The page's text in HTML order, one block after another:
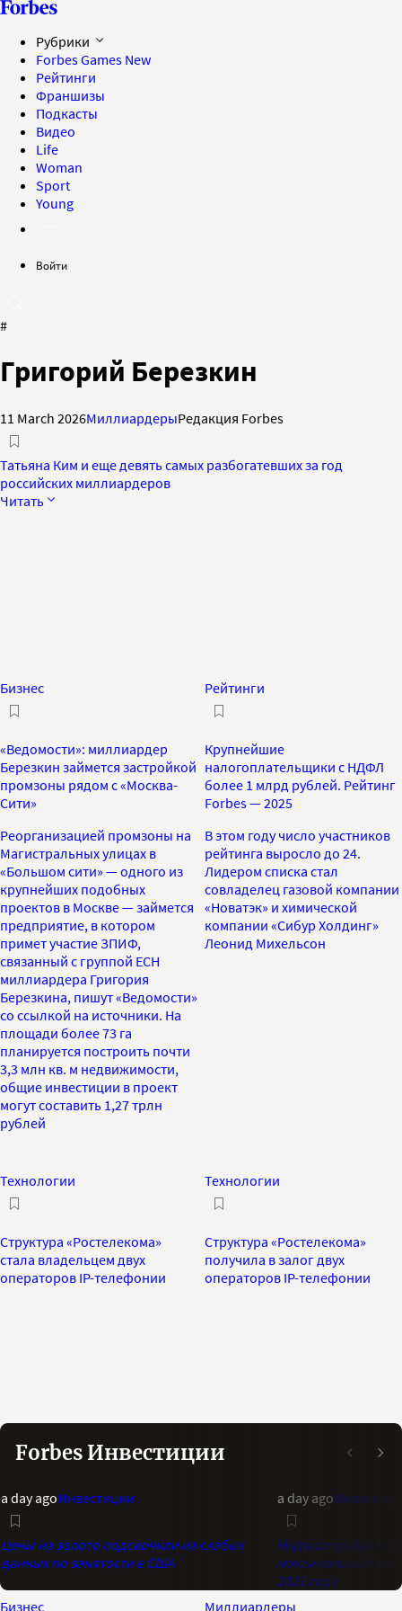
Рубрики
Forbes Games New
Рейтинги
Франшизы
Подкасты
Видео
Life
Woman
Sport
Young
Войти
#
Григорий Березкин
11 March 2026МиллиардерыРедакция Forbes
Татьяна Ким и еще девять самых разбогатевших за год
российских миллиардеров
Читать
Бизнес
«Ведомости»: миллиардер
Березкин займется застройкой
промзоны рядом с «Москва-
Сити»
Реорганизацией промзоны на
Магистральных улицах в
«Большом сити» — одного из
крупнейших подобных
проектов в Москве — займется
предприятие, в котором
примет участие ЗПИФ,
связанный с группой ЕСН
миллиардера Григория
Березкина, пишут «Ведомости»
со ссылкой на источники. На
площади более 73 га
планируется построить почти
3,3 млн кв. м недвижимости,
общие инвестиции в проект
могут составить 1,27 трлн
рублей
Рейтинги
Крупнейшие
налогоплательщики с НДФЛ
более 1 млрд рублей. Рейтинг
Forbes — 2025
В этом году число участников
рейтинга выросло до 24.
Лидером списка стал
совладелец газовой компании
«Новатэк» и химической
компании «Сибур Холдинг»
Леонид Михельсон
Технологии
Структура «Ростелекома»
стала владельцем двух
операторов IP-телефонии
Технологии
Структура «Ростелекома»
получила в залог двух
операторов IP-телефонии
Forbes Инвестиции
a day agoИнвестиции
Цены на золото подскочили на слабых
данных по занятости в США
a day ago
Индикатор Bank of
максимальный
2021 года
Бизнес
Миллиардеры